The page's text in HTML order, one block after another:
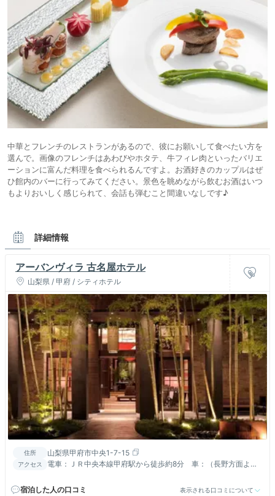
中華とフレンチのレストランがあるので、彼にお願いして食べたい方を
選んで。画像のフレンチはあわびやホタテ、牛フィレ肉といったバリエ
ーションに富んだ料理を食べられるんですよ。お酒好きのカップルはぜ
ひ館内のバーに行ってみてください。景色を眺めながら飲むお酒はいつ
もよりおいしく感じられて、会話も弾むこと間違いなしです♪
詳細情報
アーバンヴィラ 古名屋ホテル
山梨県 / 甲府 / シティホテル
住所 山梨県甲府市中央1-7-15
アクセス
電車：ＪＲ中央本線甲府駅から徒歩約8分 車：（長野方面よ
宿泊した人の口コミ
表示される口コミについて